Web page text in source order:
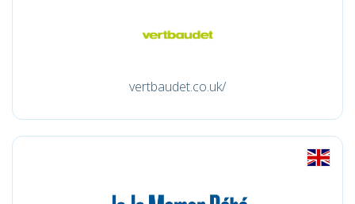
vertbaudet.co.uk/